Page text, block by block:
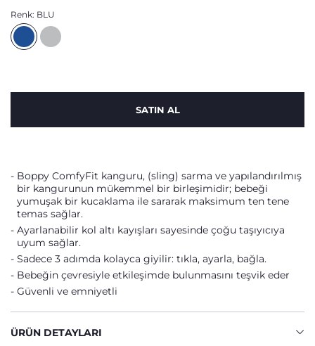
Renk: BLU
SATIN AL
Boppy ComfyFit kanguru, (sling) sarma ve yapılandırılmış
bir kangurunun mükemmel bir birleşimidir; bebeği
yumuşak bir kucaklama ile sararak maksimum ten tene
temas sağlar.
Ayarlanabilir kol altı kayışları sayesinde çoğu taşıyıcıya
uyum sağlar.
Sadece 3 adımda kolayca giyilir: tıkla, ayarla, bağla.
Bebeğin çevresiyle etkileşimde bulunmasını teşvik eder
Güvenli ve emniyetli
ÜRÜN DETAYLARI